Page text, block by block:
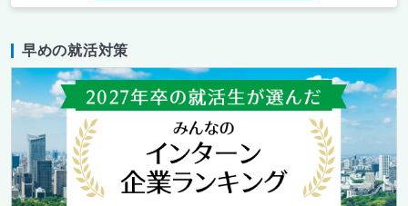
早めの就活対策